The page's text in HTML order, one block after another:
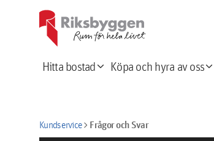
Hitta bostadexpand_more Köpa och hyra av ossexpand_more
Kundservicechevron_rightFrågor och Svar